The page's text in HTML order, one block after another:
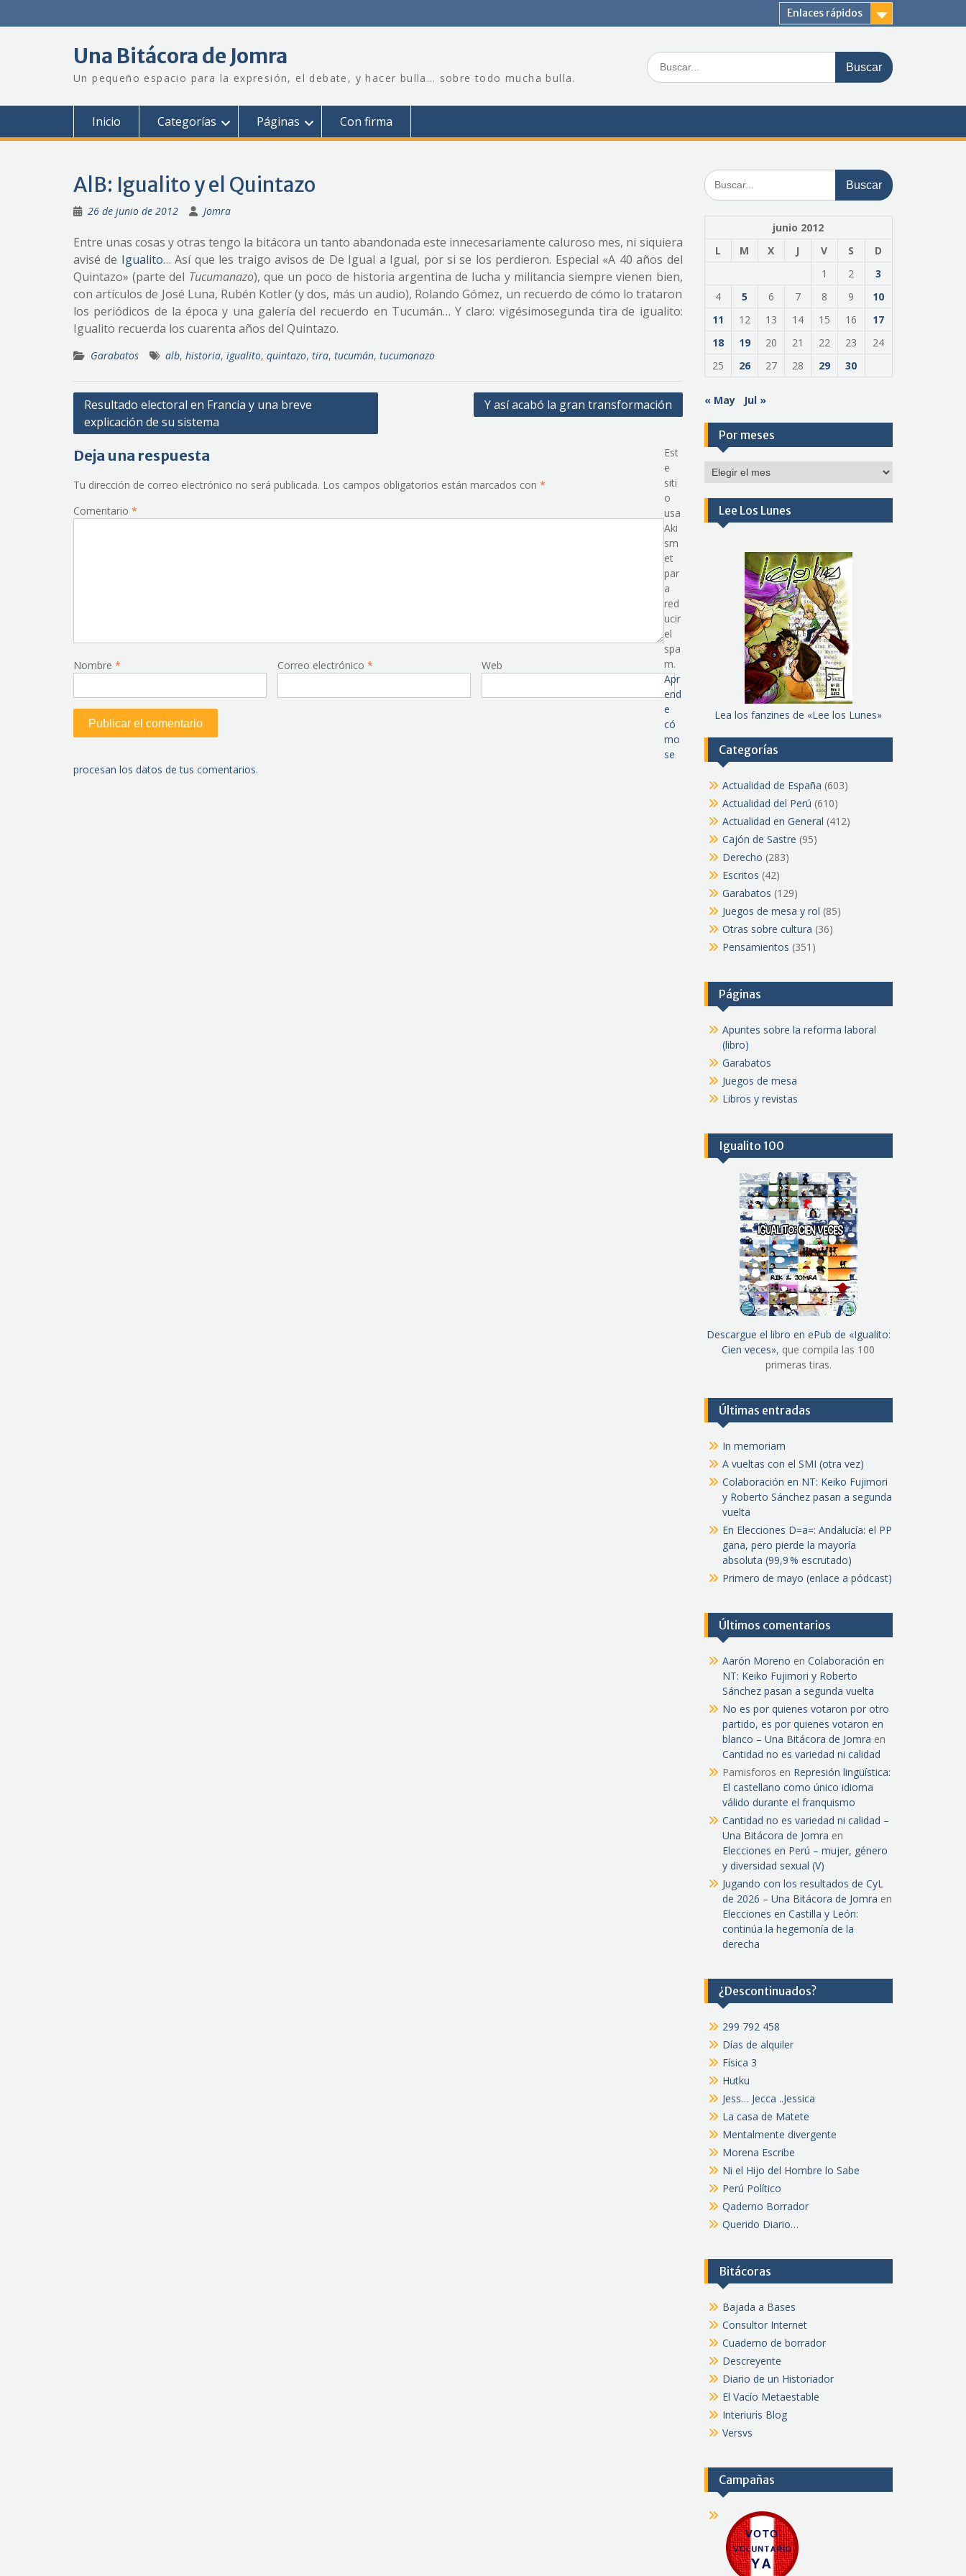
Enlaces rápidos
Una Bitácora de Jomra
Un pequeño espacio para la expresión, el debate, y hacer bulla… sobre todo mucha bulla.
Buscar:
Inicio Categorías Páginas Con firma
AlB: Igualito y el Quintazo
26 de junio de 2012 Jomra
Entre unas cosas y otras tengo la bitácora un tanto abandonada este innecesariamente caluroso mes, ni siquiera
avisé de Igualito… Así que les traigo avisos de De Igual a Igual, por si se los perdieron. Especial «A 40 años del
Quintazo» (parte del Tucumanazo), que un poco de historia argentina de lucha y militancia siempre vienen bien,
con artículos de José Luna, Rubén Kotler (y dos, más un audio), Rolando Gómez, un recuerdo de cómo lo trataron
los periódicos de la época y una galería del recuerdo en Tucumán… Y claro: vigésimosegunda tira de igualito:
Igualito recuerda los cuarenta años del Quintazo.
Garabatos alb, historia, igualito, quintazo, tira, tucumán, tucumanazo
Navegación
de
entradas
Resultado electoral en Francia y una breve
explicación de su sistema
Y así acabó la gran transformación
Deja una respuesta
Tu dirección de correo electrónico no será publicada. Los campos obligatorios están marcados con *
Comentario *
Nombre * Correo electrónico * Web
Est
e
siti
o
usa
Aki
sm
et
par
a
red
ucir
el
spa
m.
Apr
end
e
có
mo
se
procesan los datos de tus comentarios.
Buscar:
junio 2012
L
M X J V S
D
1
2
3
4
5 6 7 8 9
10
11
12 13 14 15 16
17
18
19 20 21 22 23
24
25
26 27 28 29 30
« May Jul »
Por meses
Por
Lee Los Lunes
Lea los fanzines de «Lee los Lunes»
Categorías
Actualidad de España (603)
Actualidad del Perú (610)
Actualidad en General (412)
Cajón de Sastre (95)
Derecho (283)
Escritos (42)
Garabatos (129)
Juegos de mesa y rol (85)
Otras sobre cultura (36)
Pensamientos (351)
Páginas
Apuntes sobre la reforma laboral
(libro)
Garabatos
Juegos de mesa
Libros y revistas
Igualito 100
Descargue el libro en ePub de «Igualito:
Cien veces», que compila las 100
primeras tiras.
Últimas entradas
In memoriam
A vueltas con el SMI (otra vez)
Colaboración en NT: Keiko Fujimori
y Roberto Sánchez pasan a segunda
vuelta
En Elecciones D=a=: Andalucía: el PP
gana, pero pierde la mayoría
absoluta (99,9 % escrutado)
Primero de mayo (enlace a pódcast)
Últimos comentarios
Aarón Moreno en Colaboración en
NT: Keiko Fujimori y Roberto
Sánchez pasan a segunda vuelta
No es por quienes votaron por otro
partido, es por quienes votaron en
blanco – Una Bitácora de Jomra en
Cantidad no es variedad ni calidad
Pamisforos en Represión lingüística:
El castellano como único idioma
válido durante el franquismo
Cantidad no es variedad ni calidad –
Una Bitácora de Jomra en
Elecciones en Perú – mujer, género
y diversidad sexual (V)
Jugando con los resultados de CyL
de 2026 – Una Bitácora de Jomra en
Elecciones en Castilla y León:
continúa la hegemonía de la
derecha
¿Descontinuados?
299 792 458
Días de alquiler
Física 3
Hutku
Jess… Jecca ..Jessica
La casa de Matete
Mentalmente divergente
Morena Escribe
Ni el Hijo del Hombre lo Sabe
Perú Político
Qaderno Borrador
Querido Diario…
Bitácoras
Bajada a Bases
Consultor Internet
Cuaderno de borrador
Descreyente
Diario de un Historiador
El Vacío Metaestable
Interiuris Blog
Versvs
Campañas